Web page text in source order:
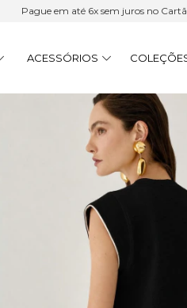
Pague em até 6x sem juros no
ACESSÓRIOS